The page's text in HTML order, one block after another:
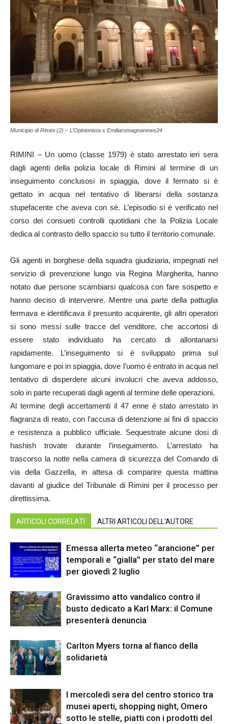
Municipio di Rimini (2) – L’Opinionista x Emiliaromagnanews24
RIMINI – Un uomo (classe 1979) è stato arrestato ieri sera
dagli agenti della polizia locale di Rimini al termine di un
inseguimento conclusosi in spiaggia, dove il fermato si è
gettato in acqua nel tentativo di liberarsi della sostanza
stupefacente che aveva con sé. L’episodio si è verificato nel
corso dei consueti controlli quotidiani che la Polizia Locale
dedica al contrasto dello spaccio su tutto il territorio comunale.
Gli agenti in borghese della squadra giudiziaria, impegnati nel
servizio di prevenzione lungo via Regina Margherita, hanno
notato due persone scambiarsi qualcosa con fare sospetto e
hanno deciso di intervenire. Mentre una parte della pattuglia
fermava e identificava il presunto acquirente, gli altri operatori
si sono messi sulle tracce del venditore, che accortosi di
essere stato individuato ha cercato di allontanarsi
rapidamente. L’inseguimento si è sviluppato prima sul
lungomare e poi in spiaggia, dove l’uomo è entrato in acqua nel
tentativo di disperdere alcuni involucri che aveva addosso,
solo in parte recuperati dagli agenti al termine delle operazioni.
Al termine degli accertamenti il 47 enne è stato arrestato in
flagranza di reato, con l’accusa di detenzione ai fini di spaccio
e resistenza a pubblico ufficiale. Sequestrate alcune dosi di
hashish trovate durante l’inseguimento. L’arrestato ha
trascorso la notte nella camera di sicurezza del Comando di
via della Gazzella, in attesa di comparire questa mattina
davanti al giudice del Tribunale di Rimini per il processo per
direttissima.
ARTICOLI CORRELATI ALTRI ARTICOLI DELL'AUTORE
Emessa allerta meteo “arancione” per
temporali e “gialla” per stato del mare
per giovedì 2 luglio
Gravissimo atto vandalico contro il
busto dedicato a Karl Marx: il Comune
presenterà denuncia
Carlton Myers torna al fianco della
solidarietà
I mercoledì sera del centro storico tra
musei aperti, shopping night, Omero
sotto le stelle, piatti con i prodotti del